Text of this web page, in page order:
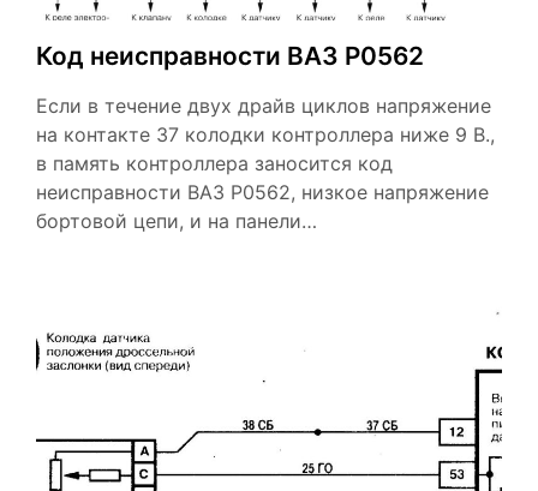
Код неисправности ВАЗ Р0562
Если в течение двух драйв циклов напряжение
на контакте 37 колодки контроллера ниже 9 В.,
в память контроллера заносится код
неисправности ВАЗ Р0562, низкое напряжение
бортовой цепи, и на панели…